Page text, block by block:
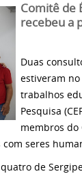
Comitê de
recebeu a
Duas
estiveram
trabalhos
Pesquisa
membros do
seres
de